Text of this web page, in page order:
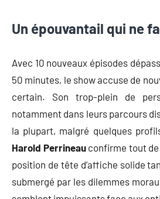
Un épouvantail qui ne
Avec 10 nouveaux épisodes
50 minutes, le show accuse de
certain. Son trop-plein de
notamment dans leurs parcours
la plupart, malgré quelques
Harold Perrineauconfirme tout de
position de tête d’affiche solide
submergé par les dilemmes